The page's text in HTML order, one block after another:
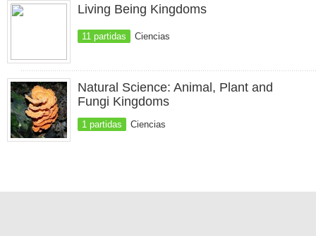
Living Being Kingdoms
11 partidas Ciencias
Natural Science: Animal, Plant and
Fungi Kingdoms
1 partidas Ciencias